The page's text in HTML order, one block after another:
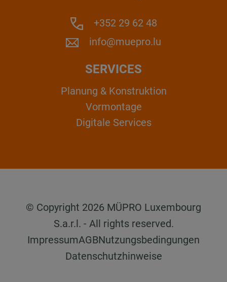
+352 29 62 48
info@muepro.lu
SERVICES
Planung & Konstruktion
Vormontage
Digitale Services
© Copyright 2026 MÜPRO Luxembourg
S.a.r.l. - All rights reserved.
ImpressumAGBNutzungsbedingungen
Datenschutzhinweise